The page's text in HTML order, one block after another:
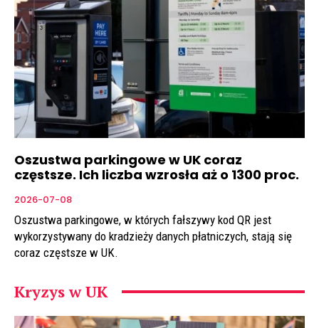
Oszustwa parkingowe w UK coraz
częstsze. Ich liczba wzrosła aż o 1300 proc.
2026-07-08
Oszustwa parkingowe, w których fałszywy kod QR jest
wykorzystywany do kradzieży danych płatniczych, stają się
coraz częstsze w UK.
Kryzys w UK